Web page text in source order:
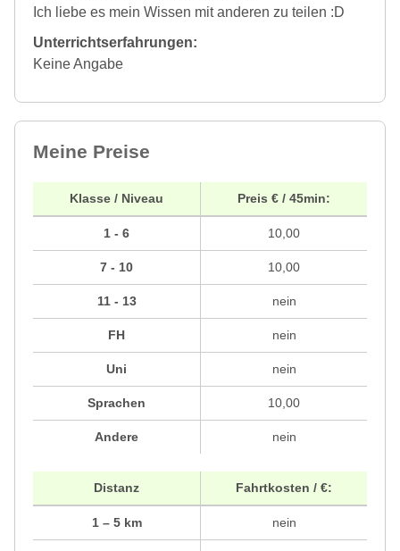
Ich liebe es mein Wissen mit anderen zu teilen :D
Unterrichtserfahrungen:
Keine Angabe
Meine Preise
Klasse / Niveau
1 - 6
7 - 10
11 - 13
FH
Uni
Sprachen
Andere
Preis € / 45min:
10,00
10,00
nein
nein
nein
10,00
nein
Distanz
1 – 5 km
Fahrtkosten / €:
nein